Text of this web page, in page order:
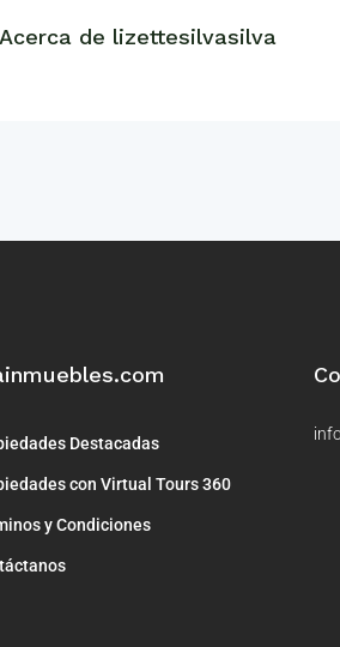
Acerca de lizettesilvasilva
Destacadas
con Virtual Tours 360
y Condiciones